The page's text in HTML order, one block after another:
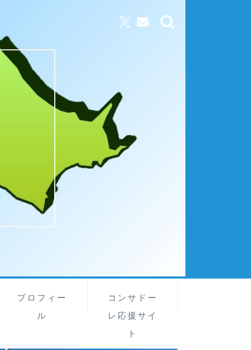
プロフィー
ル
コンサドー
レ応援サイ
ト